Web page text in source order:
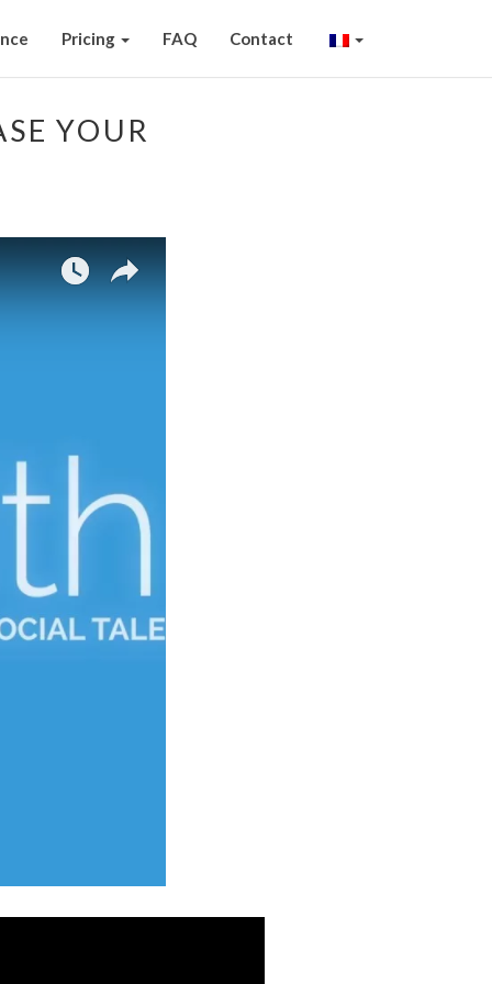
Pricing FAQ Contact
YOUR